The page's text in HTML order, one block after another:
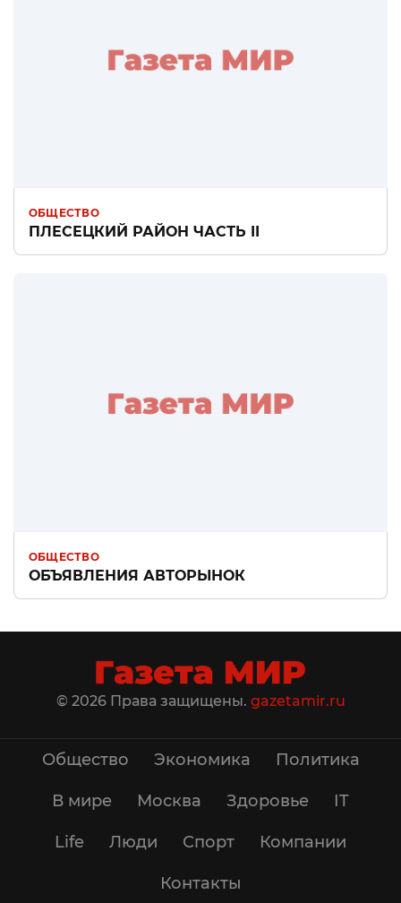
ОБЩЕСТВО
ПЛЕСЕЦКИЙ РАЙОН ЧАСТЬ II
ОБЩЕСТВО
ОБЪЯВЛЕНИЯ АВТОРЫНОК
© 2026 Права защищены. gazetamir.ru
Общество Экономика Политика
В мире Москва Здоровье IT
Life Люди Спорт Компании
Контакты